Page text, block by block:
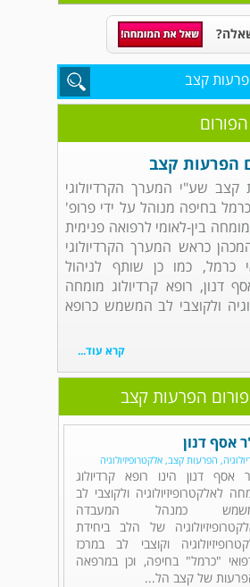
קצב
הפרעות קצב
קצב שע"י המערך הקרדיולוגי
בחיפה מנוהל על ידי פרופ'
בין-לאומי לרפואה פנימית
המכהן כראש המערך הקרדיולוגי
כרמל, כמו כן שותף לניהול
דנון, רופא קרדיולוג מומחה
ולקוצבי לב המשמש כרופא
קרא עוד...
הפרעות קצב
אסף דנון
הפרעות קצב, אלקטרופיזיולוגיה
אסף דנון הינו רופא קרדיולוג
לאלקטרופיזיולוגיה ולקוצבי לב
כמנהל המעבדה
של הלב ביחידת
וקוצבי לב במרכז
"כרמל" בחיפה, וכן במרפאה
של קצב הל...